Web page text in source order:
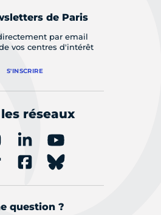
de Paris
par email
vos centres d'intérêt
S'INSCRIRE
réseaux
question ?